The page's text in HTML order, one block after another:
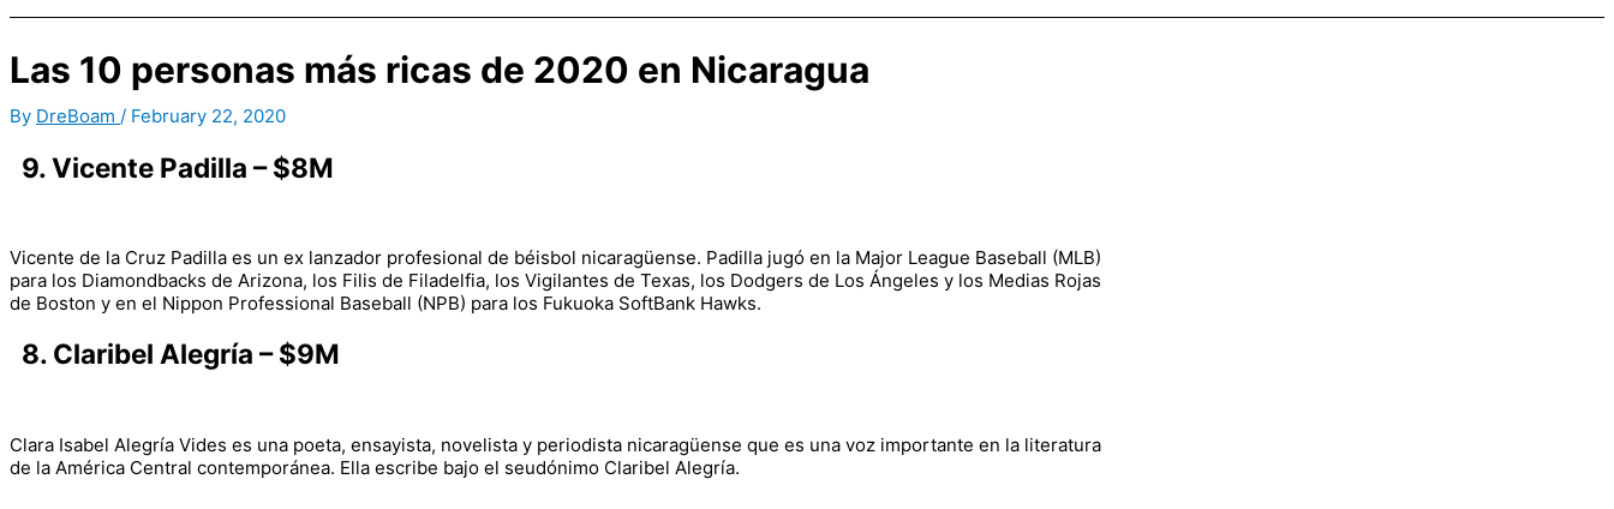
Las 10 personas más ricas de 2020 en Nicaragua
By DreBoam / February 22, 2020
9. Vicente Padilla – $8M
Vicente de la Cruz Padilla es un ex lanzador profesional de béisbol nicaragüense. Padilla jugó en la Major League Baseball (MLB)
para los Diamondbacks de Arizona, los Filis de Filadelfia, los Vigilantes de Texas, los Dodgers de Los Ángeles y los Medias Rojas
de Boston y en el Nippon Professional Baseball (NPB) para los Fukuoka SoftBank Hawks.
8. Claribel Alegría – $9M
Clara Isabel Alegría Vides es una poeta, ensayista, novelista y periodista nicaragüense que es una voz importante en la literatura
de la América Central contemporánea. Ella escribe bajo el seudónimo Claribel Alegría.